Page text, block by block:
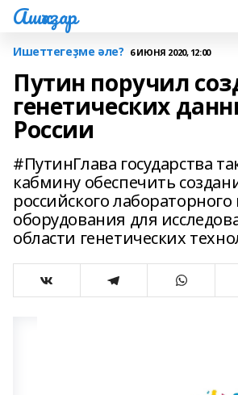
Ашҡаҙар
Ишеттегеҙме әле? 6 ИЮНЯ 2020, 12:00
Путин поручил
генетических
России
#ПутинГлава государства
кабмину обеспечить
российского
оборудования для
области генетических